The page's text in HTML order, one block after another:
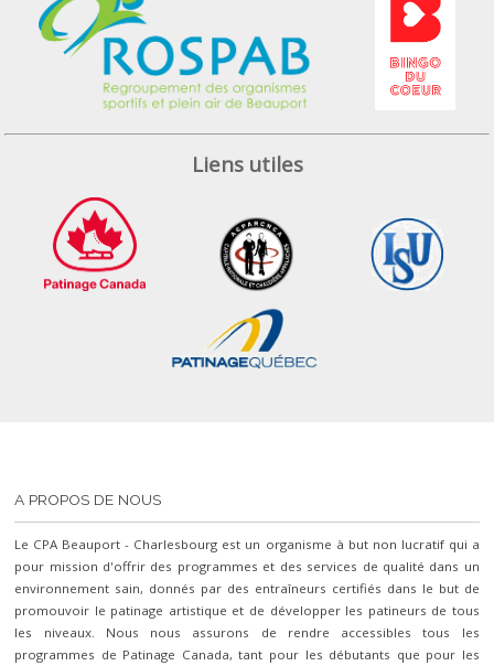
Liens utiles
A PROPOS DE NOUS
Le CPA Beauport - Charlesbourg est un organisme à but non lucratif qui a
pour mission d'offrir des programmes et des services de qualité dans un
environnement sain, donnés par des entraîneurs certifiés dans le but de
promouvoir le patinage artistique et de développer les patineurs de tous
les niveaux. Nous nous assurons de rendre accessibles tous les
programmes de Patinage Canada, tant pour les débutants que pour les